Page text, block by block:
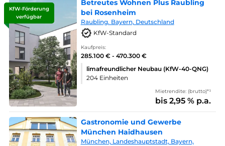
KfW-Förderung
verfügbar
Betreutes Wohnen Plus Raubling
bei Rosenheim
Raubling. Bayern, Deutschland
KfW-Standard
Kaufpreis:
285.100 € - 470.300 €
limafreundlicher Neubau (KfW-40-QNG)
204 Einheiten
Mietrendite: (brutto)*¹
bis 2,95 % p.a.
Gastronomie und Gewerbe
München Haidhausen
München, Landeshauptstadt, Bayern,